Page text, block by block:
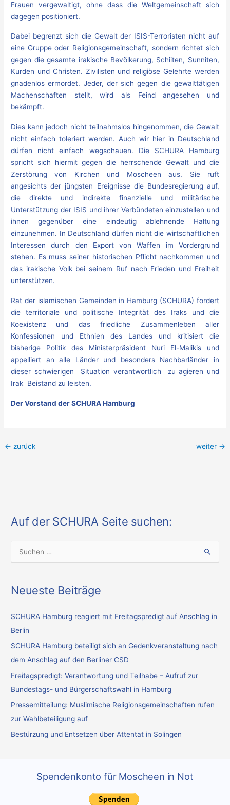
Frauen vergewaltigt, ohne dass die Weltgemeinschaft sich
dagegen positioniert.
Dabei begrenzt sich die Gewalt der ISIS-Terroristen nicht auf
eine Gruppe oder Religionsgemeinschaft, sondern richtet sich
gegen die gesamte irakische Bevölkerung, Schiiten, Sunniten,
Kurden und Christen. Zivilisten und religiöse Gelehrte werden
gnadenlos ermordet. Jeder, der sich gegen die gewalttätigen
Machenschaften stellt, wird als Feind angesehen und
bekämpft.
Dies kann jedoch nicht teilnahmslos hingenommen, die Gewalt
nicht einfach toleriert werden. Auch wir hier in Deutschland
dürfen nicht einfach wegschauen. Die SCHURA Hamburg
spricht sich hiermit gegen die herrschende Gewalt und die
Zerstörung von Kirchen und Moscheen aus. Sie ruft
angesichts der jüngsten Ereignisse die Bundesregierung auf,
die direkte und indirekte finanzielle und militärische
Unterstützung der ISIS und ihrer Verbündeten einzustellen und
ihnen gegenüber eine eindeutig ablehnende Haltung
einzunehmen. In Deutschland dürfen nicht die wirtschaftlichen
Interessen durch den Export von Waffen im Vordergrund
stehen. Es muss seiner historischen Pflicht nachkommen und
das irakische Volk bei seinem Ruf nach Frieden und Freiheit
unterstützen.
Rat der islamischen Gemeinden in Hamburg (SCHURA) fordert
die territoriale und politische Integrität des Iraks und die
Koexistenz und das friedliche Zusammenleben aller
Konfessionen und Ethnien des Landes und kritisiert die
bisherige Politik des Ministerpräsident Nuri El-Malikis und
appelliert an alle Länder und besonders Nachbarländer in
dieser schwierigen Situation verantwortlich zu agieren und
Irak Beistand zu leisten.
Der Vorstand der SCHURA Hamburg
← zurück weiter →
Auf der SCHURA Seite suchen:
h
a
c
h
:
Neueste Beiträge
SCHURA Hamburg reagiert mit Freitagspredigt auf Anschlag in
Berlin
SCHURA Hamburg beteiligt sich an Gedenkveranstaltung nach
dem Anschlag auf den Berliner CSD
Freitagspredigt: Verantwortung und Teilhabe – Aufruf zur
Bundestags- und Bürgerschaftswahl in Hamburg
Pressemitteilung: Muslimische Religionsgemeinschaften rufen
zur Wahlbeteiligung auf
Bestürzung und Entsetzen über Attentat in Solingen
Spendenkonto für Moscheen in Not